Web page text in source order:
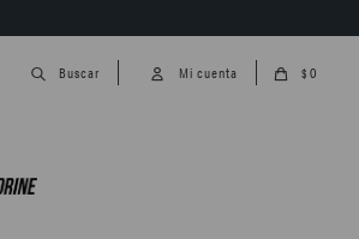
$ 0